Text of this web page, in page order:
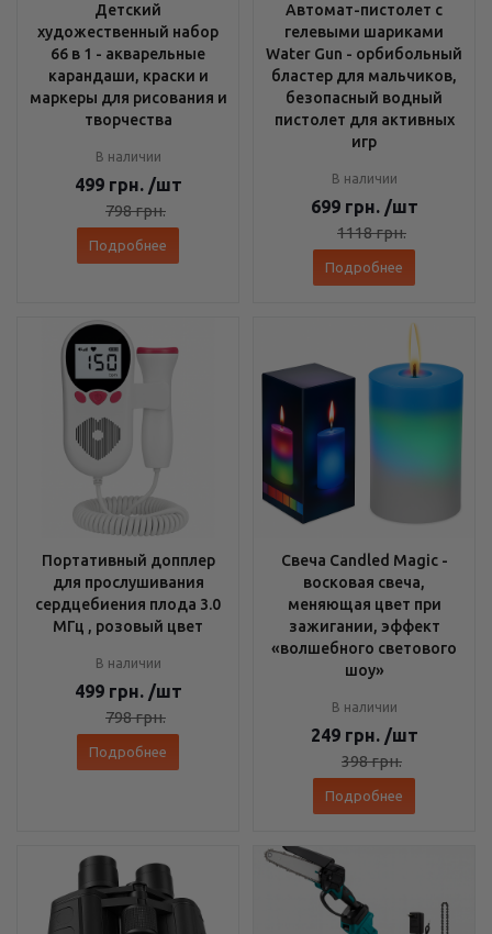
Детский
художественный набор
66 в 1 - акварельные
карандаши, краски и
маркеры для рисования и
творчества
В наличии
499 грн. /шт
798грн.
Подробнее
Автомат-пистолет с
гелевыми шариками
Water Gun - орбибольный
бластер для мальчиков,
безопасный водный
пистолет для активных
игр
В наличии
699 грн. /шт
1118грн.
Подробнее
Портативный допплер
для прослушивания
сердцебиения плода 3.0
МГц , розовый цвет
В наличии
499 грн. /шт
798грн.
Подробнее
Свеча Candled Magic -
восковая свеча,
меняющая цвет при
зажигании, эффект
«волшебного светового
шоу»
В наличии
249 грн. /шт
398грн.
Подробнее